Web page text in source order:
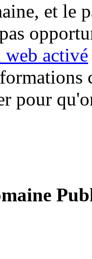
et le
web activé
pour